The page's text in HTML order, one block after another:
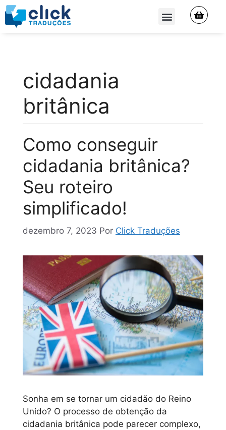
cidadania
britânica
Como conseguir
cidadania britânica?
Seu roteiro
simplificado!
dezembro 7, 2023 Por Click Traduções
Sonha em se tornar um cidadão do Reino
Unido? O processo de obtenção da
cidadania britânica pode parecer complexo,